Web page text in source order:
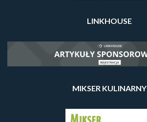
LINKHOUSE
MIKSER KULINARNY